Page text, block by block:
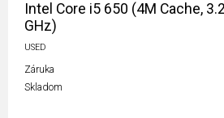
Intel Core i5 650 (4M Cache,
GHz)
USED
Záruka
Skladom